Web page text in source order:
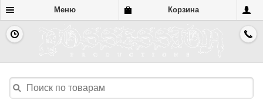
Меню Корзина